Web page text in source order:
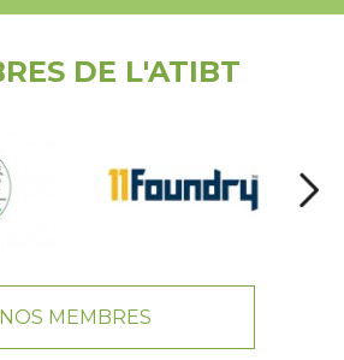
DE L'ATIBT
NOS MEMBRES